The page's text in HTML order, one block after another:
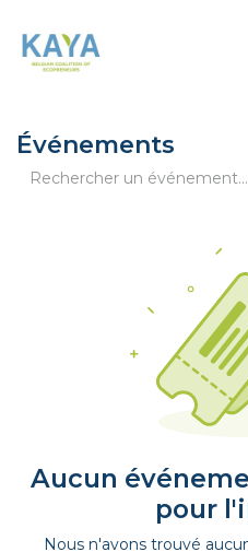
Événements
Aucun
pour
Nous n'avons trouvé